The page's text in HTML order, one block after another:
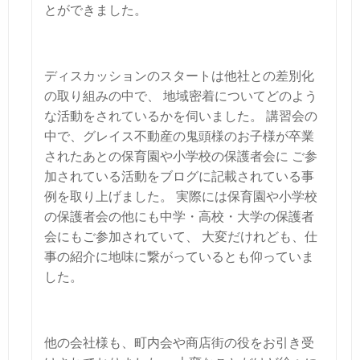
とができました。
ディスカッションのスタートは他社との差別化
の取り組みの中で、
地域密着についてどのよう
な活動をされているかを伺いました。
講習会の
中で、グレイス不動産の鬼頭様のお子様が卒業
されたあとの保育園や小学校の保護者会に ご参
加されている活動をブログに記載されている事
例を取り上げました。
実際には保育園や小学校
の保護者会の他にも中学・高校・大学の保護者
会にもご参加されていて、
大変だけれども、仕
事の紹介に地味に繋がっているとも仰っていま
した。
他の会社様も、町内会や商店街の役をお引き受